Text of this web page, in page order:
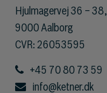
Hjulmagervej 36 – 38,
9000 Aalborg
CVR: 26053595
+45 70 80 73 59
info@ketner.dk